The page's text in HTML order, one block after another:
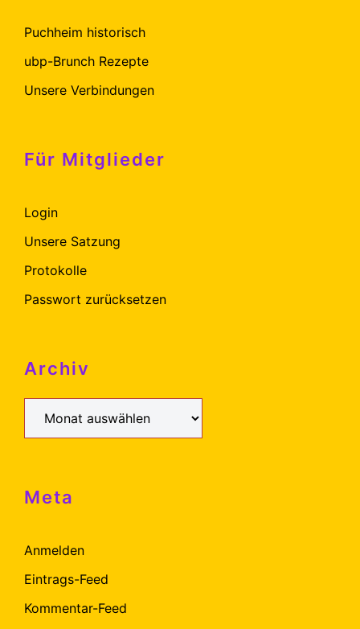
Puchheim historisch
ubp-Brunch Rezepte
Unsere Verbindungen
Für Mitglieder
Login
Unsere Satzung
Protokolle
Passwort zurücksetzen
Archiv
Meta
Anmelden
Eintrags-Feed
Kommentar-Feed